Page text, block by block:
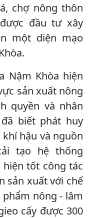
chợ nông thôn
đầu tư xây
một diện mạo
Nậm Khòa hiện
sản xuất nông
quyền và nhân
biết phát huy
hậu và nguồn
tạo hệ thống
tốt công tác
sản xuất với chế
nông - lâm
cấy được 300